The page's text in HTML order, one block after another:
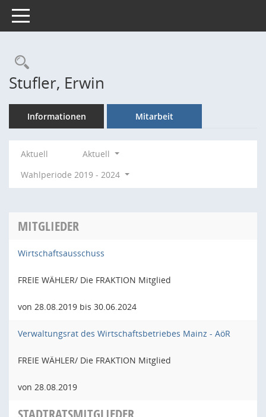
Toggle navigation
Rechercheauswahl
Stufler, Erwin
Informationen Mitarbeit
Aktuell
Aktuell
Wahlperiode 2019 - 2024
MITGLIEDER
Wirtschaftsausschuss
FREIE WÄHLER/ Die FRAKTION Mitglied
von 28.08.2019 bis 30.06.2024
Verwaltungsrat des Wirtschaftsbetriebes Mainz - AöR
FREIE WÄHLER/ Die FRAKTION Mitglied
von 28.08.2019